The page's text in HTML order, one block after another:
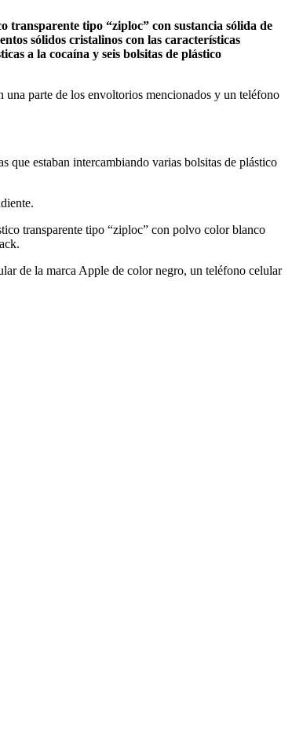
transparente tipo “ziploc” con sustancia sólida de
sólidos cristalinos con las características
a la cocaína y seis bolsitas de plástico
parte de los envoltorios mencionados y un teléfono
que estaban intercambiando varias bolsitas de plástico
transparente tipo “ziploc” con polvo color blanco
de la marca Apple de color negro, un teléfono celular